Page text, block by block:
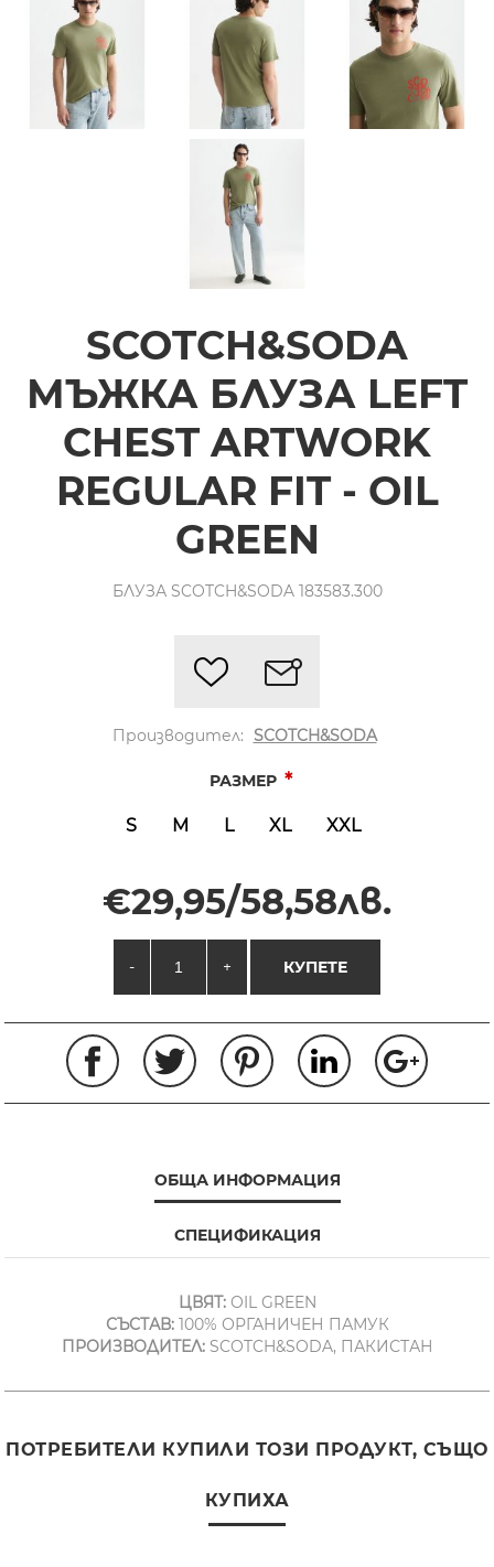
SCOTCH&SODA
МЪЖКА БЛУЗА LEFT
CHEST ARTWORK
REGULAR FIT - OIL
GREEN
БЛУЗА SCOTCH&SODA 183583.300
Производител: SCOTCH&SODA
РАЗМЕР *
S M L XL XXL
€29,95/58,58лв.
- + КУПЕТЕ
ОБЩА ИНФОРМАЦИЯ
СПЕЦИФИКАЦИЯ
ЦВЯТ:OIL GREEN
СЪСТАВ:100% ОРГАНИЧЕН ПАМУК
ПРОИЗВОДИТЕЛ:SCOTCH&SODA, ПАКИСТАН
ПОТРЕБИТЕЛИ КУПИЛИ ТОЗИ ПРОДУКТ, СЪЩО
КУПИХА